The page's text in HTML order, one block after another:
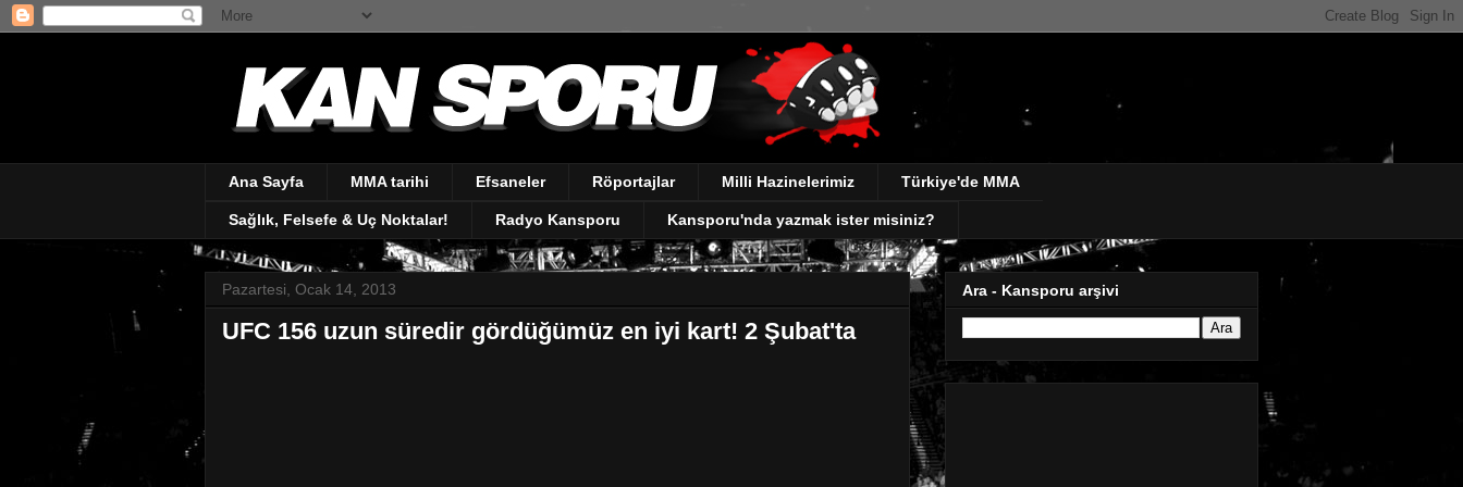
Ana Sayfa MMA tarihi Efsaneler Röportajlar Milli Hazinelerimiz Türkiye'de MMA
Sağlık, Felsefe & Uç Noktalar! Radyo Kansporu Kansporu'nda yazmak ister misiniz?
Pazartesi, Ocak 14, 2013
UFC 156 uzun süredir gördüğümüz en iyi kart! 2 Şubat'ta
Ara - Kansporu arşivi